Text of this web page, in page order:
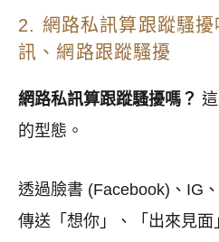
2. 網路私訊算跟蹤騷
訊、網路跟蹤騷擾
網路私訊算跟蹤騷擾嗎？
的型態。
透過臉書 (Facebook)、IG
傳送「想你」、「出來見面